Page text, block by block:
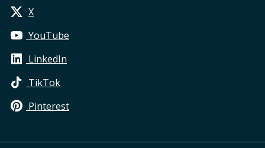
X
YouTube
LinkedIn
TikTok
Pinterest